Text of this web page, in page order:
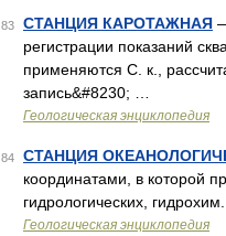
83 СТАНЦИЯ КАРОТАЖНАЯ
регистрации показаний
применяются С. к.,
запись&#8230; …
Геологическая энциклопедия
84 СТАНЦИЯ
координатами, в которой
гидрологических,
Геологическая энциклопедия